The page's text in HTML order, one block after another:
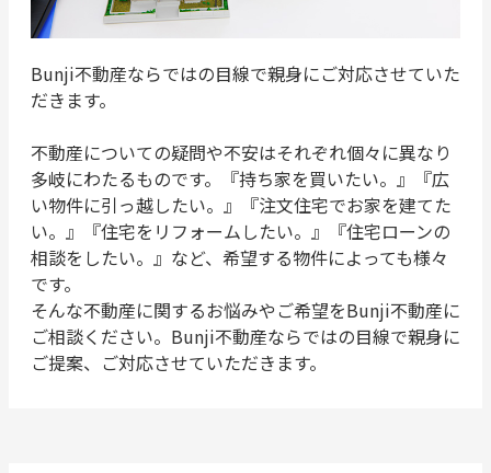
Bunji不動産ならではの目線で親身にご対応させていた
だきます。
不動産についての疑問や不安はそれぞれ個々に異なり
多岐にわたるものです。『持ち家を買いたい。』『広
い物件に引っ越したい。』『注文住宅でお家を建てた
い。』『住宅をリフォームしたい。』『住宅ローンの
相談をしたい。』など、希望する物件によっても様々
です。
そんな不動産に関するお悩みやご希望をBunji不動産に
ご相談ください。Bunji不動産ならではの目線で親身に
ご提案、ご対応させていただきます。